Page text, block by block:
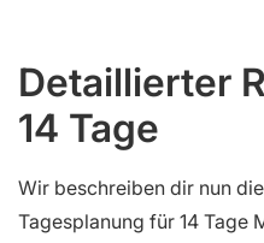
Detaillierter
14 Tage
Wir beschreiben dir nun
Tagesplanung für 14 Tage